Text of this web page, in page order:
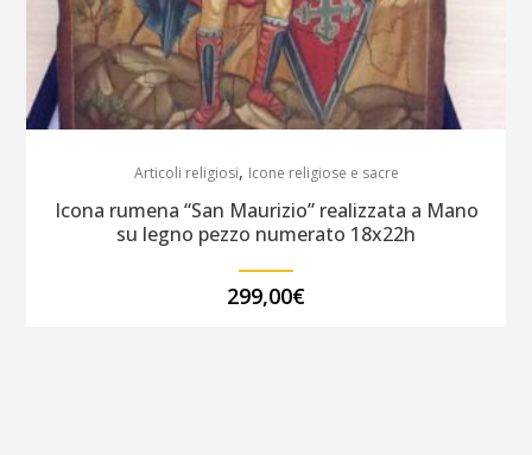
Articoli religiosi, Icone religiose e sacre
Icona rumena “San Maurizio” realizzata a Mano
su legno pezzo numerato 18x22h
299,00€